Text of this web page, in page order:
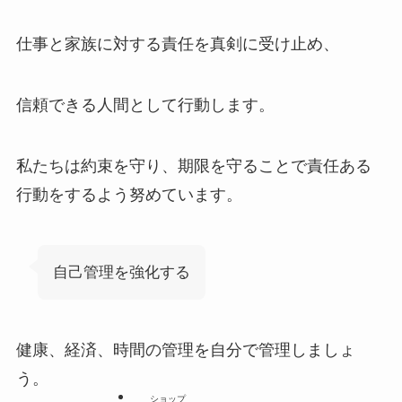
仕事と家族に対する責任を真剣に受け止め、
信頼できる人間として行動します。
私たちは約束を守り、期限を守ることで責任ある
行動をするよう努めています。
自己管理を強化する
健康、経済、時間の管理を自分で管理しましょ
う。
ショップ